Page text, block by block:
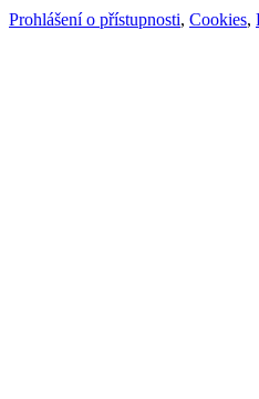
Prohlášení o přístupnosti, Cookies,